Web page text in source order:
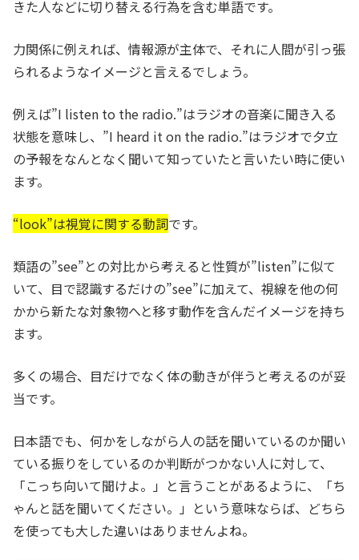
きた人などに切り替える行為を含む単語です。
力関係に例えれば、情報源が主体で、それに人間が引っ張
られるようなイメージと言えるでしょう。
例えば”I listen to the radio.”はラジオの音楽に聞き入る
状態を意味し、”I heard it on the radio.”はラジオで夕立
の予報をなんとなく聞いて知っていたと言いたい時に使い
ます。
“look”は視覚に関する動詞です。
類語の”see”との対比から考えると性質が”listen”に似て
いて、目で認識するだけの”see”に加えて、視線を他の何
かから新たな対象物へと移す動作を含んだイメージを持ち
ます。
多くの場合、目だけでなく体の動きが伴うと考えるのが妥
当です。
日本語でも、何かをしながら人の話を聞いているのか聞い
ている振りをしているのか判断がつかない人に対して、
「こっち向いて聞けよ。」と言うことがあるように、「ち
ゃんと話を聞いてください。」という意味ならば、どちら
を使っても大した違いはありませんよね。